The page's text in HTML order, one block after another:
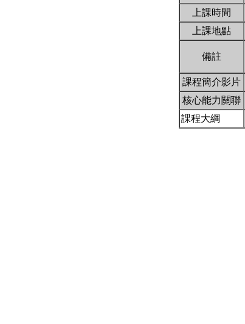
上課時間
上課地點
備註
課程簡介影片
核心能力關聯
課程大綱